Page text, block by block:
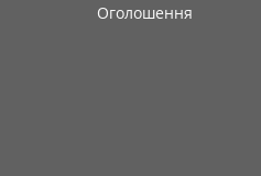
Оголошення